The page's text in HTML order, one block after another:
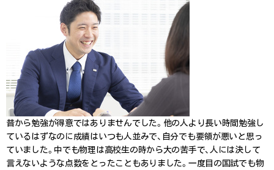
昔から勉強が得意ではありませんでした。他の人より長い時間勉強し
ているはずなのに成績はいつも人並みで、自分でも要領が悪いと思っ
ていました。中でも物理は高校生の時から大の苦手で、人には決して
言えないような点数をとったこともありました。一度目の国試でも物